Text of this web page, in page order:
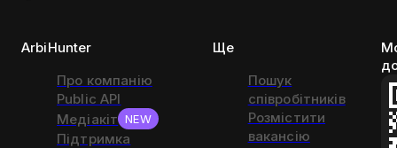
ArbiHunter
Про компанію
Public API
Медіакіт NEW
Підтримка
Ще
Пошук
співробітників
Розмістити
вакансію